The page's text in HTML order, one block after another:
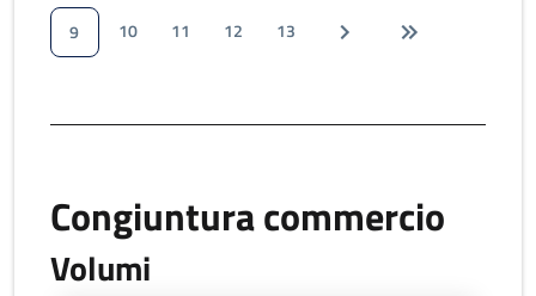
9
10 11 12 13
Congiuntura commercio
Volumi